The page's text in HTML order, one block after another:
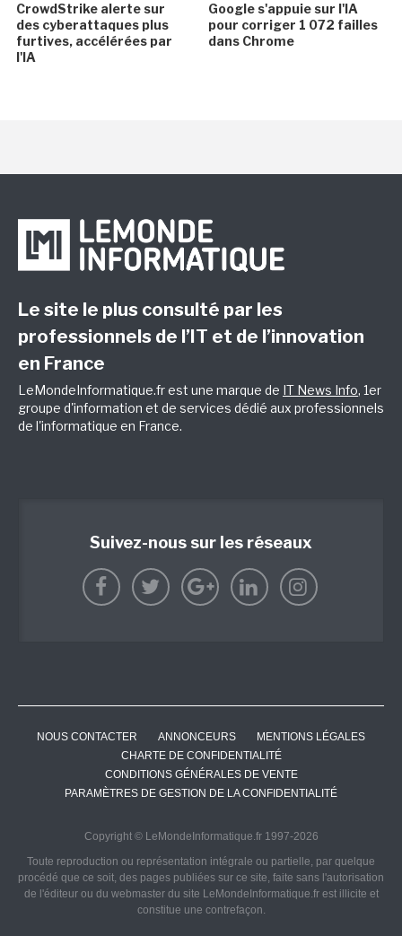
CrowdStrike alerte sur
des cyberattaques plus
furtives, accélérées par
l'IA
Google s'appuie sur l'IA
pour corriger 1 072 failles
dans Chrome
Le site le plus consulté par les
professionnels de l’IT et de l’innovation
en France
LeMondeInformatique.fr est une marque de IT News Info, 1er
groupe d'information et de services dédié aux professionnels
de l'informatique en France.
Suivez-nous sur les réseaux
NOUS CONTACTER ANNONCEURS
MENTIONS LÉGALES
CHARTE DE CONFIDENTIALITÉ
CONDITIONS GÉNÉRALES DE VENTE
PARAMÈTRES DE GESTION DE LA CONFIDENTIALITÉ
Copyright © LeMondeInformatique.fr 1997-2026
Toute reproduction ou représentation intégrale ou partielle, par quelque
procédé que ce soit, des pages publiées sur ce site, faite sans l'autorisation
de l'éditeur ou du webmaster du site LeMondeInformatique.fr est illicite et
constitue une contrefaçon.